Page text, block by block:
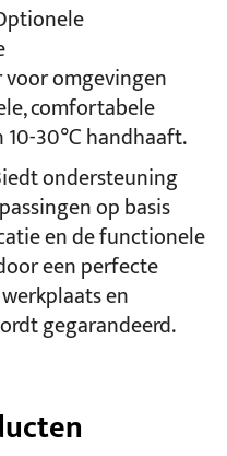
omgevingen
comfortabele
10-30℃ handhaaft.
ondersteuning
op basis
en de functionele
een perfecte
en
gegarandeerd.